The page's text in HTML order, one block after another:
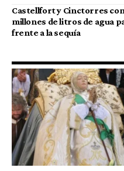
Castellfort y Cinctorres
millones de litros de agua
frente a la sequía